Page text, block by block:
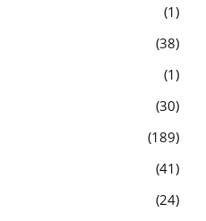
1
38
1
30
189
41
24